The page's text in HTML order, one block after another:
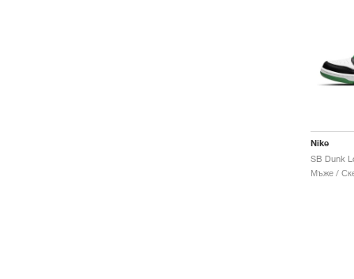
Nike
SB Dunk
Мъже /